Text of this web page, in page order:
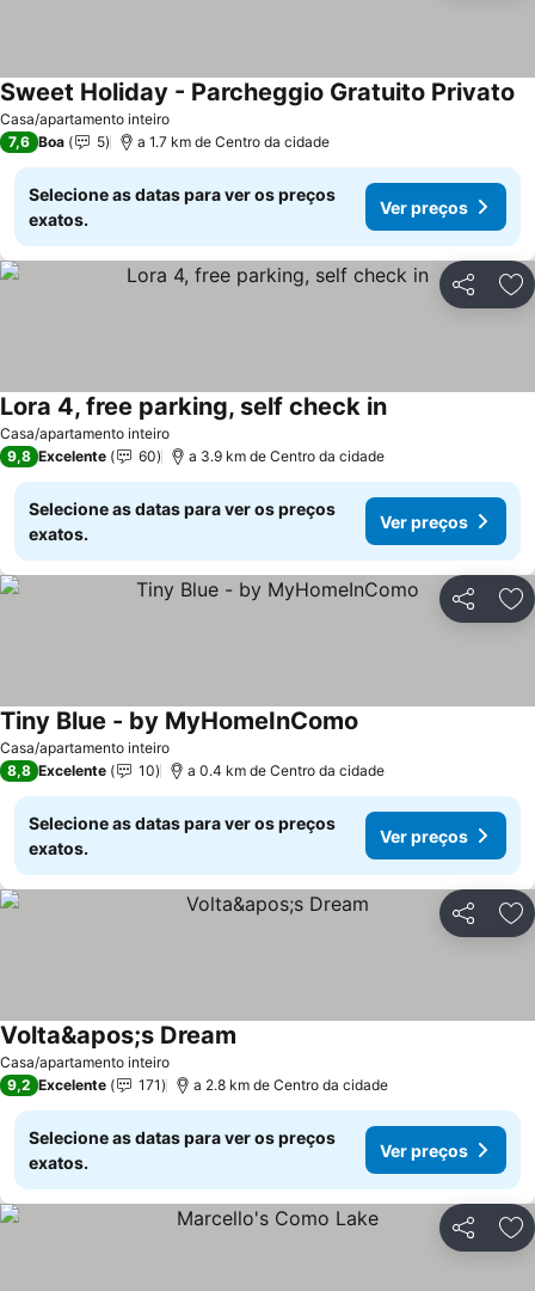
Casa/apartamento inteiro
Sweet Holiday - Parcheggio Gratuito Privato
7,6 Boa 5 a 1.7 km de Centro da cidade
Selecione as datas para ver os preços
exatos.
Ver preços
Partilhar
Casa/apartamento inteiro
Lora 4, free parking, self check in
9,8 Excelente 60 a 3.9 km de Centro da cidade
Selecione as datas para ver os preços
exatos.
Ver preços
Partilhar
Casa/apartamento inteiro
Tiny Blue - by MyHomeInComo
8,8 Excelente 10 a 0.4 km de Centro da cidade
Selecione as datas para ver os preços
exatos.
Ver preços
Partilhar
Casa/apartamento inteiro
Volta&apos;s Dream
9,2 Excelente 171 a 2.8 km de Centro da cidade
Selecione as datas para ver os preços
exatos.
Ver preços
Partilhar